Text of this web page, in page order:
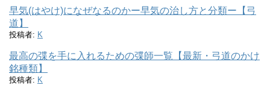
早気(はやけ)になぜなるのかー早気の治し方と分類ー【弓
道】
投稿者: K
最高の弽を手に入れるための弽師一覧【最新・弓道のかけ
銘種類】
投稿者: K